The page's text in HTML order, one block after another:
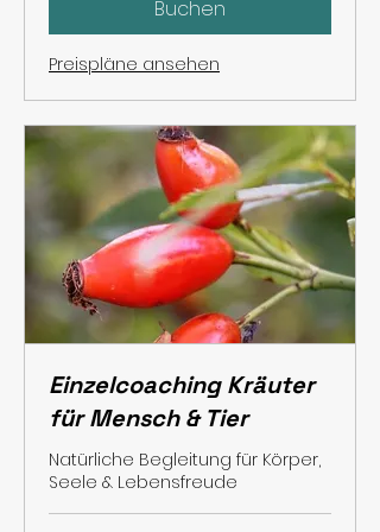
Buchen
Preispläne ansehen
Einzelcoaching Kräuter
für Mensch & Tier
Natürliche Begleitung für Körper,
Seele & Lebensfreude